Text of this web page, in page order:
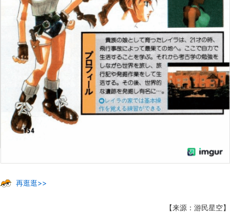
再逛逛>>
【来源：游民星空】